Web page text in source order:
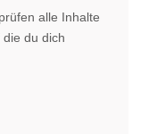
alle Inhalte
du dich